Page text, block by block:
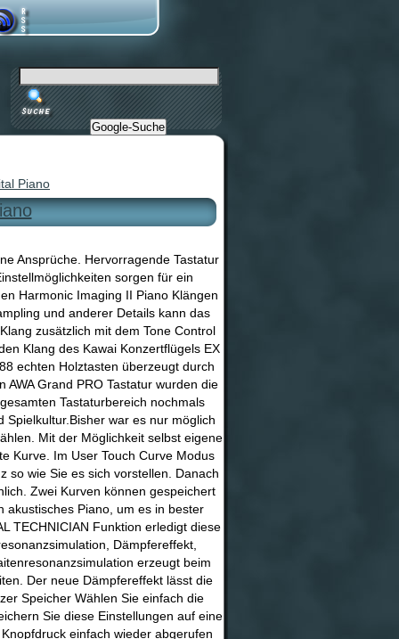
Piano
Ansprüche. Hervorragende Tastatur
sorgen für ein
Harmonic Imaging II Piano Klängen
und anderer Details kann das
zusätzlich mit dem Tone Control
Klang des Kawai Konzertflügels EX
echten Holztasten überzeugt durch
Grand PRO Tastatur wurden die
Tastaturbereich nochmals
Spielkultur.Bisher war es nur möglich
Mit der Möglichkeit selbst eigene
Kurve. Im User Touch Curve Modus
so wie Sie es sich vorstellen. Danach
Zwei Kurven können gespeichert
akustisches Piano, um es in bester
TECHNICIAN Funktion erledigt diese
Dämpfereffekt,
erzeugt beim
Der neue Dämpfereffekt lässt die
Speicher Wählen Sie einfach die
Sie diese Einstellungen auf eine
einfach wieder abgerufen
Google-Suche